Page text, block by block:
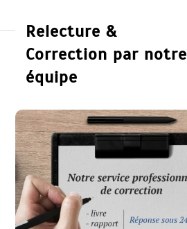
Relecture &
Correction par notre
équipe